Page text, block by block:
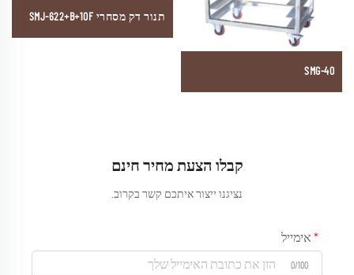
SMG-40
תנור דק מסחרי SMJ-622+B+10F
קבלו הצעת מחיר חינם
נציגנו ייצור איתכם קשר בקרוב.
אימייל
0/100